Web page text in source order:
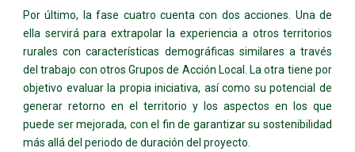
Por último, la fase cuatro cuenta con dos acciones. Una de
ella servirá para extrapolar la experiencia a otros territorios
rurales con características demográficas similares a través
del trabajo con otros Grupos de Acción Local. La otra tiene por
objetivo evaluar la propia iniciativa, así como su potencial de
generar retorno en el territorio y los aspectos en los que
puede ser mejorada, con el fin de garantizar su sostenibilidad
más allá del periodo de duración del proyecto.